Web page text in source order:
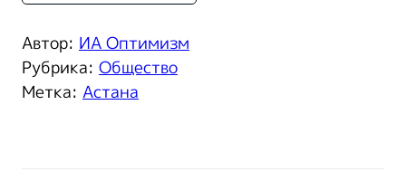
Автор: ИА Оптимизм
Рубрика: Общество
Метка: Астана